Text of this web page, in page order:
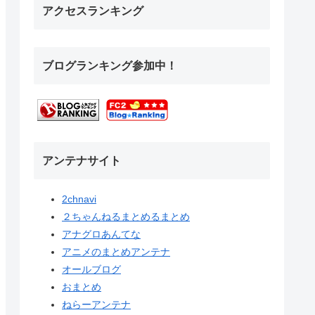
アクセスランキング
ブログランキング参加中！
アンテナサイト
2chnavi
２ちゃんねるまとめるまとめ
アナグロあんてな
アニメのまとめアンテナ
オールブログ
おまとめ
ねらーアンテナ